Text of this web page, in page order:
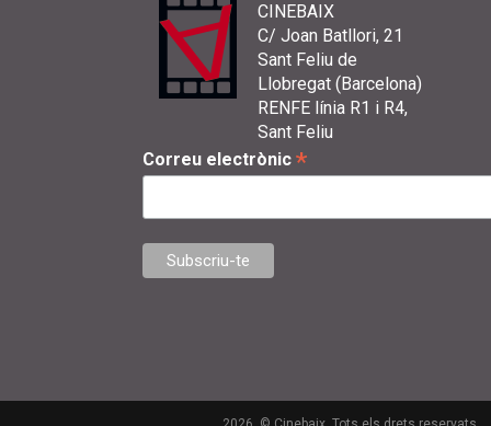
CINEBAIX
C/ Joan Batllori, 21
Sant Feliu de
Llobregat (Barcelona)
RENFE línia R1 i R4,
Sant Feliu
Correu electrònic *